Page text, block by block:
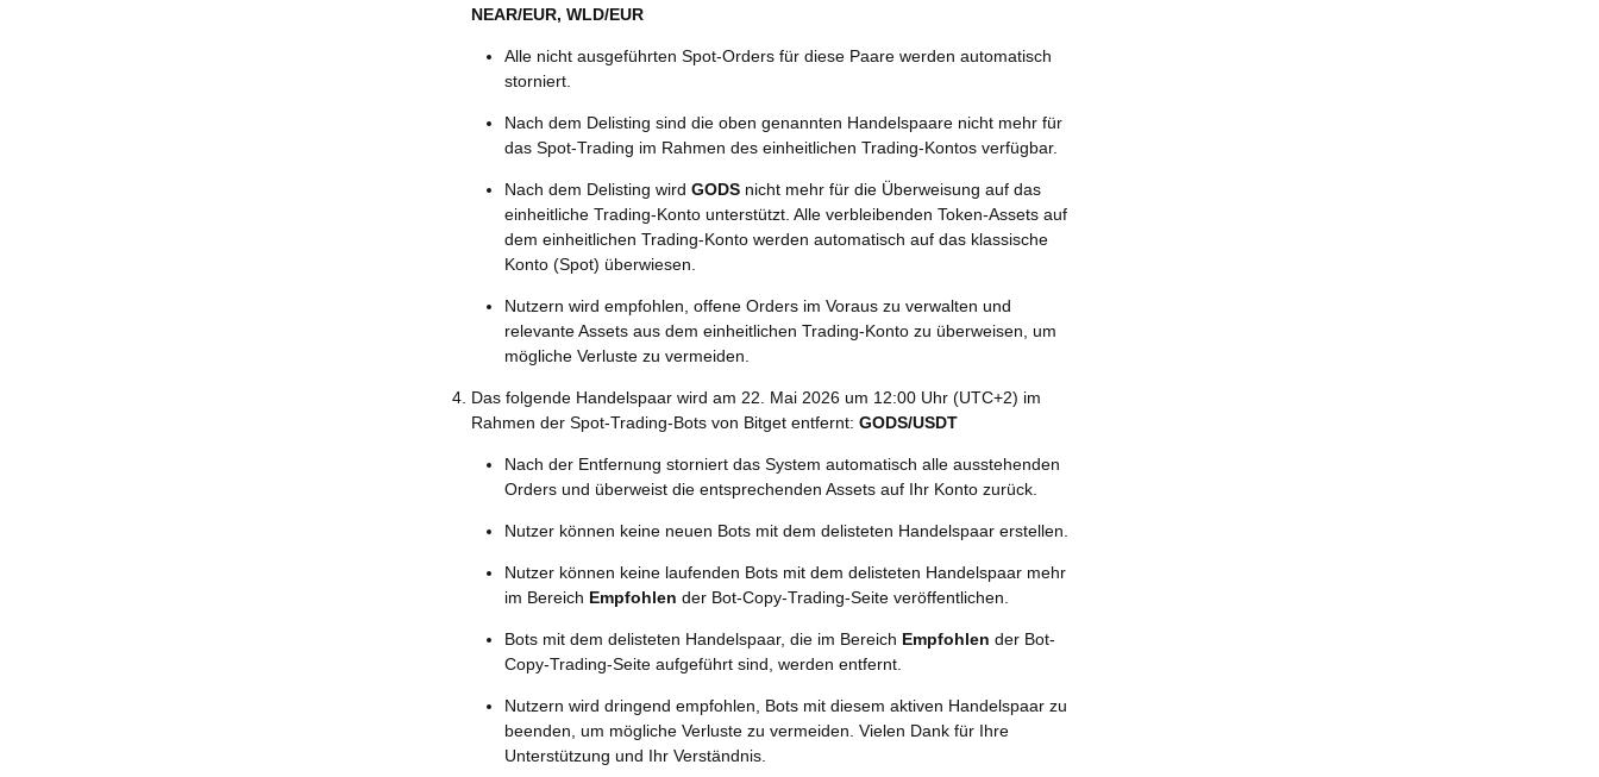
NEAR/EUR, WLD/EUR
Alle nicht ausgeführten Spot-Orders für diese Paare werden automatisch
storniert.
Nach dem Delisting sind die oben genannten Handelspaare nicht mehr für
das Spot-Trading im Rahmen des einheitlichen Trading-Kontos verfügbar.
Nach dem Delisting wird GODS nicht mehr für die Überweisung auf das
einheitliche Trading-Konto unterstützt. Alle verbleibenden Token-Assets auf
dem einheitlichen Trading-Konto werden automatisch auf das klassische
Konto (Spot) überwiesen.
Nutzern wird empfohlen, offene Orders im Voraus zu verwalten und
relevante Assets aus dem einheitlichen Trading-Konto zu überweisen, um
mögliche Verluste zu vermeiden.
Das folgende Handelspaar wird am 22. Mai 2026 um 12:00 Uhr (UTC+2) im
Rahmen der Spot-Trading-Bots von Bitget entfernt: GODS/USDT
Nach der Entfernung storniert das System automatisch alle ausstehenden
Orders und überweist die entsprechenden Assets auf Ihr Konto zurück.
Nutzer können keine neuen Bots mit dem delisteten Handelspaar erstellen.
Nutzer können keine laufenden Bots mit dem delisteten Handelspaar mehr
im Bereich Empfohlen der Bot-Copy-Trading-Seite veröffentlichen.
Bots mit dem delisteten Handelspaar, die im Bereich Empfohlen der Bot-
Copy-Trading-Seite aufgeführt sind, werden entfernt.
Nutzern wird dringend empfohlen, Bots mit diesem aktiven Handelspaar zu
beenden, um mögliche Verluste zu vermeiden. Vielen Dank für Ihre
Unterstützung und Ihr Verständnis.